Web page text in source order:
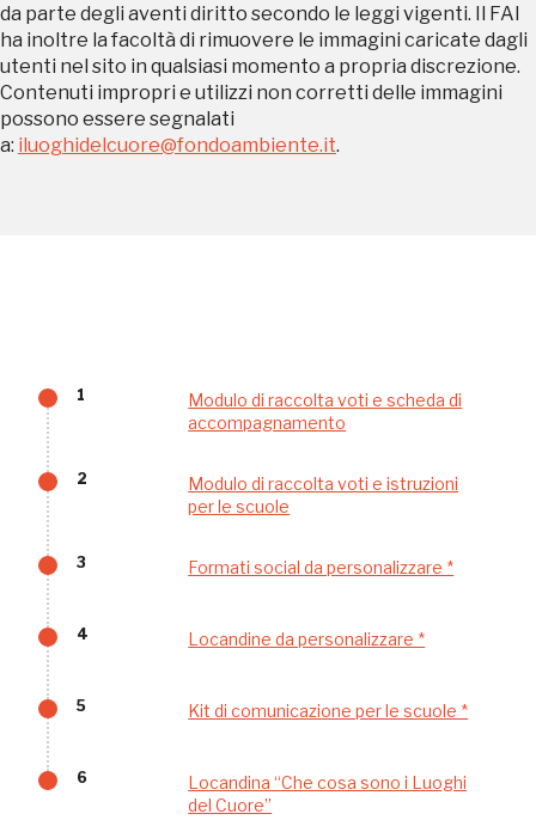
da parte degli aventi diritto secondo le leggi vigenti. Il FAI
ha inoltre la facoltà di rimuovere le immagini caricate dagli
utenti nel sito in qualsiasi momento a propria discrezione.
Contenuti impropri e utilizzi non corretti delle immagini
possono essere segnalati
a: iluoghidelcuore@fondoambiente.it.
1
Modulo di raccolta voti e scheda di
accompagnamento
2
Modulo di raccolta voti e istruzioni
per le scuole
3 Formati social da personalizzare *
4 Locandine da personalizzare *
5 Kit di comunicazione per le scuole *
6
Locandina “Che cosa sono i Luoghi
del Cuore”
ISCRIVITI AL FAI
Scopri tutte le opportunità riservate agli iscritti
Tutto questo non
senza di te